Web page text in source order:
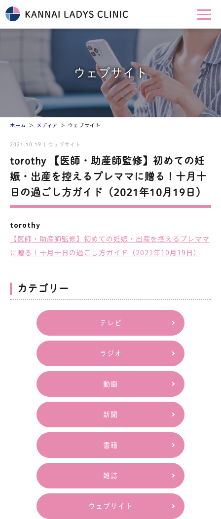
ウェブサイト
ホーム メディア ウェブサイト
2021.10.19 | ウェブサイト
torothy 【医師・助産師監修】初めての妊
娠・出産を控えるプレママに贈る！十月十
日の過ごし方ガイド（2021年10月19日）
torothy
【医師・助産師監修】初めての妊娠・出産を控えるプレママ
に贈る！十月十日の過ごし方ガイド（2021年10月19日）
カテゴリー
テレビ
ラジオ
動画
新聞
書籍
雑誌
ウェブサイト